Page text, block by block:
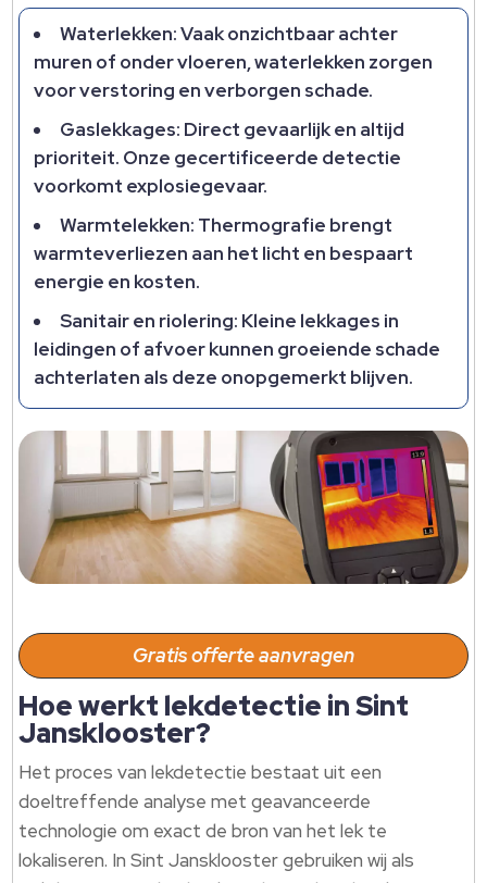
Waterlekken: Vaak onzichtbaar achter
muren of onder vloeren, waterlekken zorgen
voor verstoring en verborgen schade.​
Gaslekkages: Direct gevaarlijk en altijd
prioriteit.​ Onze gecertificeerde detectie
voorkomt explosiegevaar.​
Warmtelekken: Thermografie brengt
warmteverliezen aan het licht en bespaart
energie en kosten.​
Sanitair en riolering: Kleine lekkages in
leidingen of afvoer kunnen groeiende schade
achterlaten als deze onopgemerkt blijven.​
Gratis offerte aanvragen
Hoe werkt lekdetectie in Sint
Jansklooster?
Het proces van lekdetectie bestaat uit een
doeltreffende analyse met geavanceerde
technologie om exact de bron van het lek te
lokaliseren.​ In Sint Jansklooster gebruiken wij als